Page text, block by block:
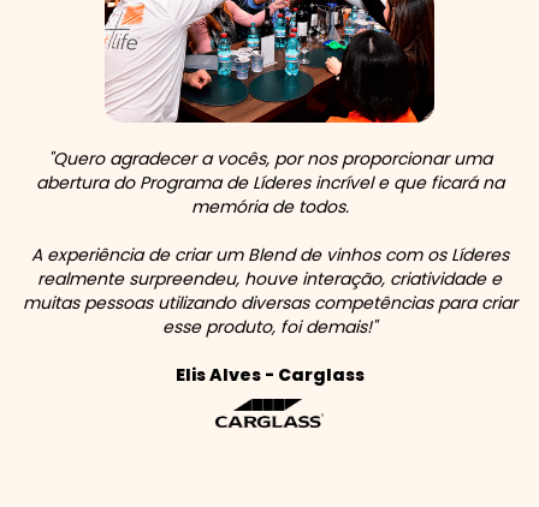
"Quero agradecer a vocês, por nos proporcionar uma
abertura do Programa de Líderes incrível e que ficará na
memória de todos.
A experiência de criar um Blend de vinhos com os Líderes
realmente surpreendeu, houve interação, criatividade e
muitas pessoas utilizando diversas competências para criar
esse produto, foi demais!"
Elis Alves - Carglass